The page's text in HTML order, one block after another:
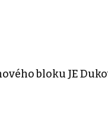
bloku JE